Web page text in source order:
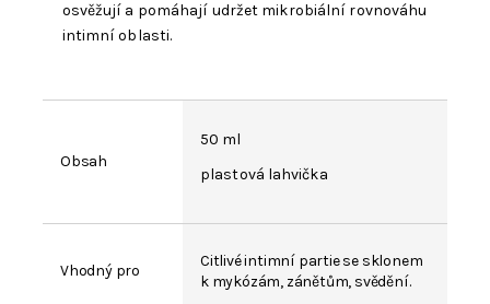
osvěžují a pomáhají udržet mikrobiální rovnováhu
intimní oblasti.
Obsah
50 ml
plastová lahvička
Vhodný pro
Citlivé intimní partie se sklonem
k mykózám, zánětům, svědění.